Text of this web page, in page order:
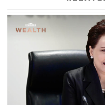
มองต่ออนาคตเศรษฐกิจจีน
ประเทศไทยในครั้งนี้ ศ. ดร.
จีนจะ (ยังคง) แซงหน้าสหรั
แม้ว่าเศรษฐกิจจีนจะเผชิญกั
ก็ตาม”
สำหรับคำอธิบายและเหตุผ
วิเคราะห์อนาคตเศรษฐกิจจี
และปัจจัยเชิงโครงสร้างขอ